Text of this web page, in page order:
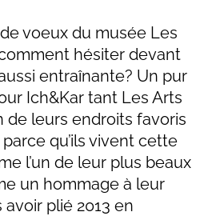
voeux du musée Les
hésiter devant
entraînante? Un pur
Ich&Kar tant Les Arts
de leurs endroits favoris
qu’ils vivent cette
l’un de leur plus beaux
un hommage à leur
plié 2013 en